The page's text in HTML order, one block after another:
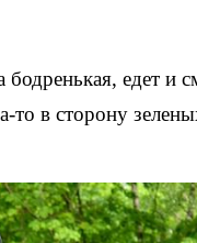
бодренькая, едет и
то в сторону